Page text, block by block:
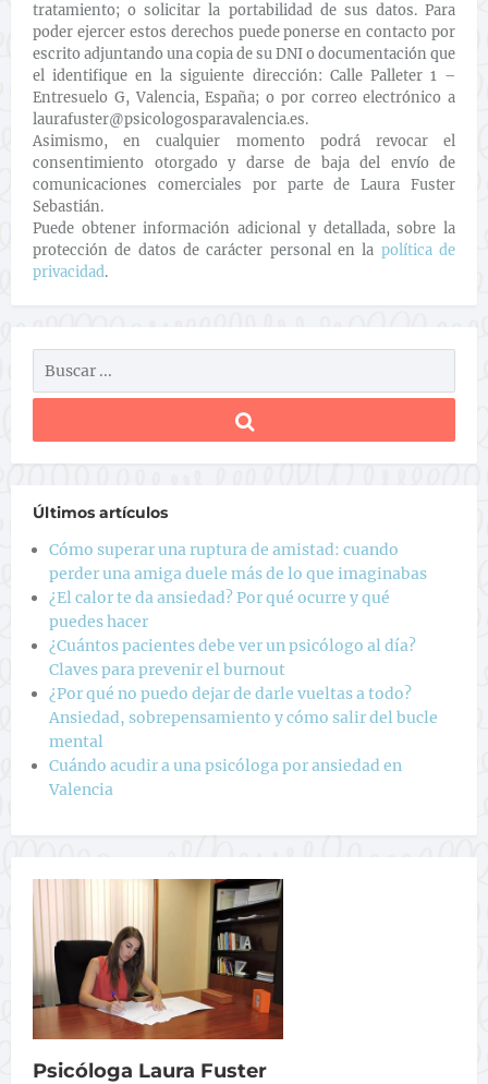
tratamiento; o solicitar la portabilidad de sus datos. Para
poder ejercer estos derechos puede ponerse en contacto por
escrito adjuntando una copia de su DNI o documentación que
el identifique en la siguiente dirección: Calle Palleter 1 –
Entresuelo G, Valencia, España; o por correo electrónico a
laurafuster@psicologosparavalencia.es.
Asimismo, en cualquier momento podrá revocar el
consentimiento otorgado y darse de baja del envío de
comunicaciones comerciales por parte de Laura Fuster
Sebastián.
Puede obtener información adicional y detallada, sobre la
protección de datos de carácter personal en la política de
privacidad.
Últimos artículos
Cómo superar una ruptura de amistad: cuando
perder una amiga duele más de lo que imaginabas
¿El calor te da ansiedad? Por qué ocurre y qué
puedes hacer
¿Cuántos pacientes debe ver un psicólogo al día?
Claves para prevenir el burnout
¿Por qué no puedo dejar de darle vueltas a todo?
Ansiedad, sobrepensamiento y cómo salir del bucle
mental
Cuándo acudir a una psicóloga por ansiedad en
Valencia
Psicóloga Laura Fuster